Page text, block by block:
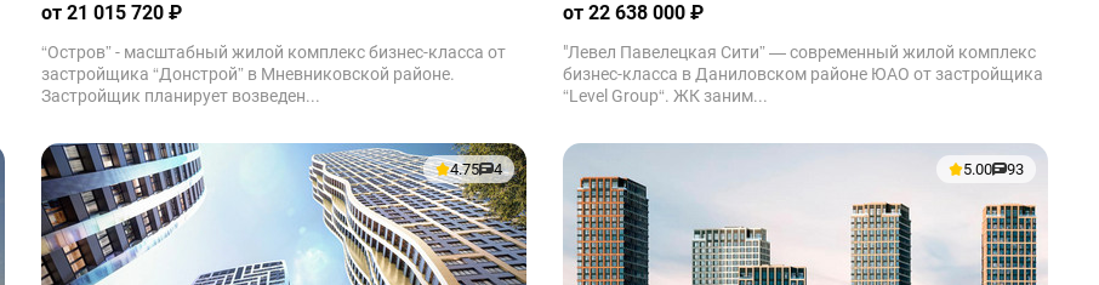
от 21 015 720 ₽
“Остров” - масштабный жилой комплекс бизнес-класса от
застройщика “Донстрой” в Мневниковской районе.
Застройщик планирует возведен...
от 22 638 000 ₽
"Левел Павелецкая Сити” — современный жилой комплекс
бизнес-класса в Даниловском районе ЮАО от застройщика
“Level Group“. ЖК заним...
4.75 4 5.00 93